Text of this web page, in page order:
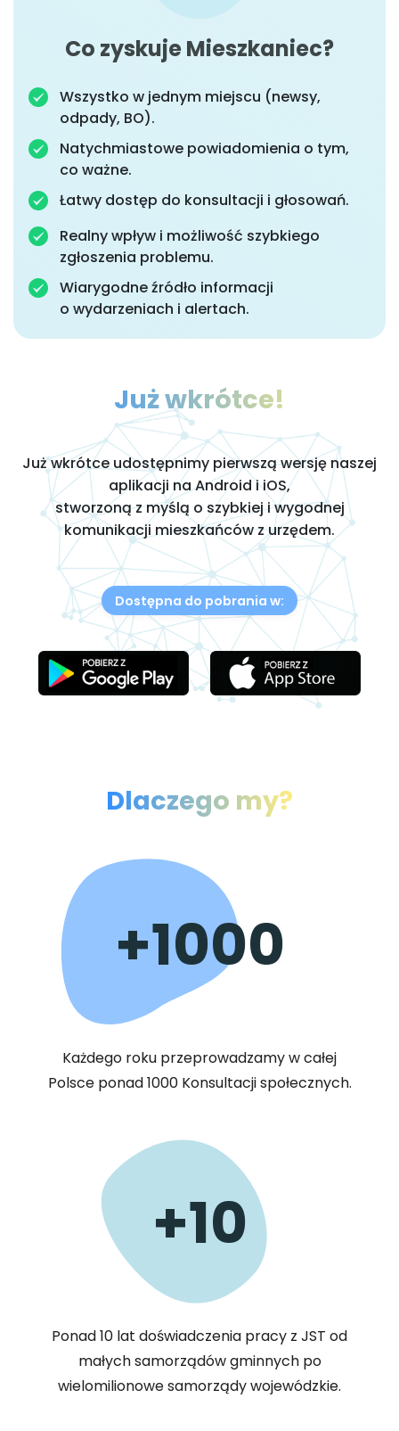
Co zyskuje Mieszkaniec?
Wszystko w jednym miejscu (newsy,
odpady, BO).
Natychmiastowe powiadomienia o tym,
co ważne.
Łatwy dostęp do konsultacji i głosowań.
Realny wpływ i możliwość szybkiego
zgłoszenia problemu.
Wiarygodne źródło informacji
o wydarzeniach i alertach.
Już wkrótce!
Już wkrótce udostępnimy pierwszą wersję naszej
aplikacji na Android i iOS,
stworzoną z myślą o szybkiej i wygodnej
komunikacji mieszkańców z urzędem.
Dostępna do pobrania w:
Dlaczego my?
+1000
Każdego roku przeprowadzamy w całej
Polsce ponad 1000 Konsultacji społecznych.
+10
Ponad 10 lat doświadczenia pracy z JST od
małych samorządów gminnych po
wielomilionowe samorządy wojewódzkie.